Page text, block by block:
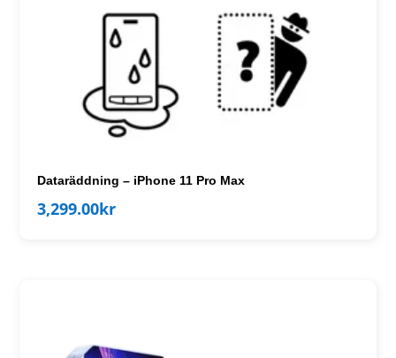
Dataräddning – iPhone 11 Pro Max
3,299.00kr